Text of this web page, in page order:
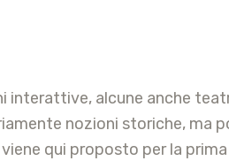
alcune anche
nozioni storiche, ma
qui proposto per la